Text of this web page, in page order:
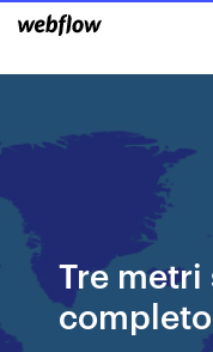
Tre
completo